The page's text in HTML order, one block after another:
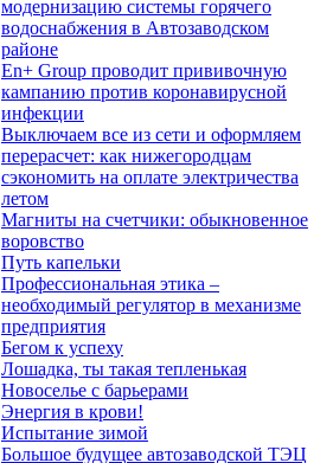
модернизацию системы горячего
водоснабжения в Автозаводском
районе
En+ Group проводит прививочную
кампанию против коронавирусной
инфекции
Выключаем все из сети и оформляем
перерасчет: как нижегородцам
сэкономить на оплате электричества
летом
Магниты на счетчики: обыкновенное
воровство
Путь капельки
Профессиональная этика –
необходимый регулятор в механизме
предприятия
Бегом к успеху
Лошадка, ты такая тепленькая
Новоселье с барьерами
Энергия в крови!
Испытание зимой
Большое будущее автозаводской ТЭЦ